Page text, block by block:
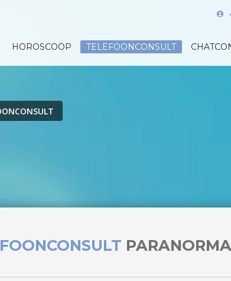
HOROSCOOP TELEFOONCONSULT